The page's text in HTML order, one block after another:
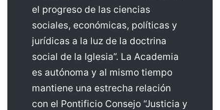
el progreso de las ciencias
sociales, económicas, políticas y
jurídicas a la luz de la doctrina
social de la Iglesia”. La Academia
es autónoma y al mismo tiempo
mantiene una estrecha relación
con el Pontificio Consejo “Justicia y